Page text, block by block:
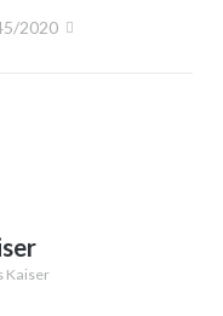
2020
Kaiser